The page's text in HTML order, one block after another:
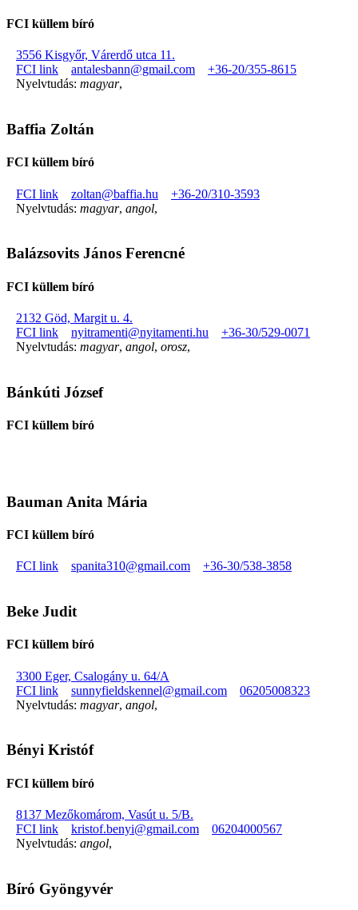
FCI küllem bíró
3556 Kisgyőr, Várerdő utca 11.
FCI link
antalesbann@gmail.com
+36-20/355-8615
Nyelvtudás: magyar,
Baffia Zoltán
FCI küllem bíró
FCI link zoltan@baffia.hu
+36-20/310-3593
Nyelvtudás: magyar, angol,
Balázsovits János Ferencné
FCI küllem bíró
2132 Göd, Margit u. 4.
FCI link
nyitramenti@nyitamenti.hu
+36-30/529-0071
Nyelvtudás: magyar, angol, orosz,
Bánkúti József
FCI küllem bíró
Bauman Anita Mária
FCI küllem bíró
FCI link spanita310@gmail.com +36-30/538-3858
Beke Judit
FCI küllem bíró
3300 Eger, Csalogány u. 64/A
FCI link
sunnyfieldskennel@gmail.com
06205008323
Nyelvtudás: magyar, angol,
Bényi Kristóf
FCI küllem bíró
8137 Mezőkomárom, Vasút u. 5/B.
FCI link
kristof.benyi@gmail.com
06204000567
Nyelvtudás: angol,
Bíró Gyöngyvér